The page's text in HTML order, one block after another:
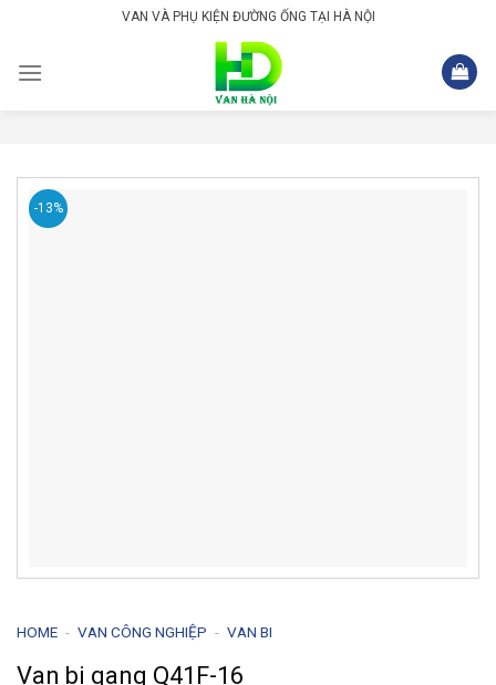
content
VAN VÀ PHỤ KIỆN ĐƯỜNG ỐNG TẠI HÀ NỘI
-13%
HOME - VAN CÔNG NGHIỆP - VAN BI
Van bi gang Q41F-16